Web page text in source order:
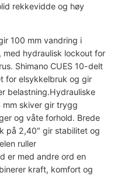
rekkevidde og høy
100 mm vandring i
med hydraulisk lockout for
Shimano CUES 10-delt
for elsykkelbruk og gir
belastning.Hydrauliske
skiver gir trygg
og våte forhold. Brede
på 2,40″ gir stabilitet og
ruller
er med andre ord en
kraft, komfort og